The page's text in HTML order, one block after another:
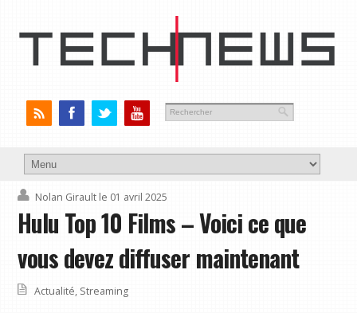
Nolan Girault le 01 avril 2025
Hulu Top 10 Films – Voici ce que
vous devez diffuser maintenant
Actualité, Streaming